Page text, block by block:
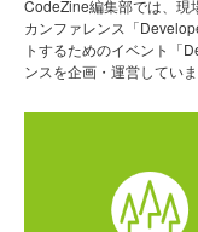
CodeZine編集部では、現
カンファレンス「
トするためのイベント「
ンスを企画・運営していま